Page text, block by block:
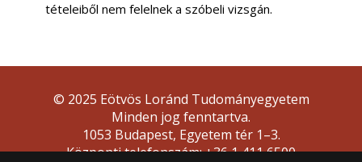
tételeiből nem felelnek a szóbeli vizsgán.
© 2025 Eötvös Loránd Tudományegyetem
Minden jog fenntartva.
1053 Budapest, Egyetem tér 1–3.
Központi telefonszám: +36 1 411 6500